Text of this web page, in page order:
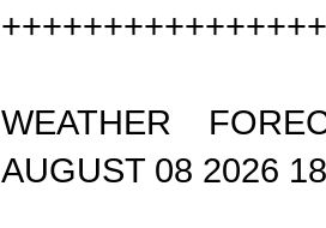
WEATHER
AUGUST 08 2026